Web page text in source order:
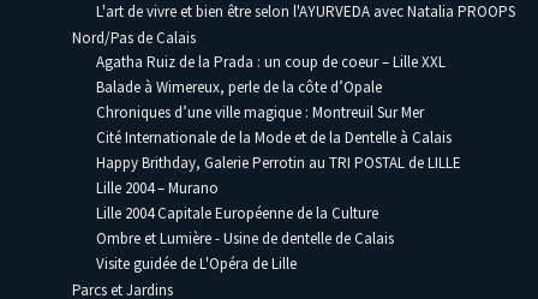
L'art de vivre et bien être selon l'AYURVEDA avec Natalia PROOPS
Nord/Pas de Calais
Agatha Ruiz de la Prada : un coup de coeur – Lille XXL
Balade à Wimereux, perle de la côte d’Opale
Chroniques d’une ville magique : Montreuil Sur Mer
Cité Internationale de la Mode et de la Dentelle à Calais
Happy Brithday, Galerie Perrotin au TRI POSTAL de LILLE
Lille 2004 – Murano
Lille 2004 Capitale Européenne de la Culture
Ombre et Lumière - Usine de dentelle de Calais
Visite guidée de L'Opéra de Lille
Parcs et Jardins